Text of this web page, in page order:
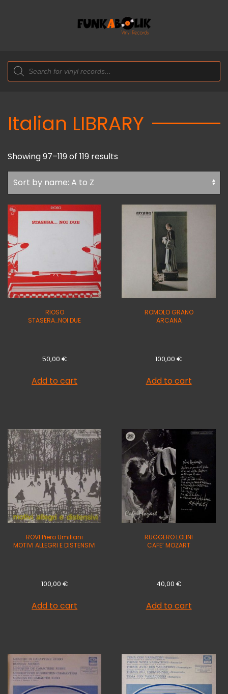
Products
search
Italian LIBRARY
Showing 97–119 of 119 results
RIOSO
STASERA…NOI DUE
50,00 €
Add to cart
ROMOLO GRANO
ARCANA
100,00€
Add to cart
ROVI Piero Umiliani
MOTIVI ALLEGRI E DISTENSIVI
100,00 €
Add to cart
RUGGERO LOLINI
CAFE’ MOZART
40,00 €
Add to cart